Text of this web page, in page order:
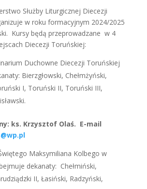
Służby Liturgicznej Diecezji
w roku formacyjnym 2024/2025
Kursy będą przeprowadzane w 4
Diecezji Toruńskiej:
Duchowne Diecezji Toruńskiej
Bierzgłowski, Chełmżyński,
I, Toruński II, Toruński III,
ks. Krzysztof Olaś. E-mail
Maksymiliana Kolbego w
dekanaty: Chełmiński,
II, Łasiński, Radzyński,